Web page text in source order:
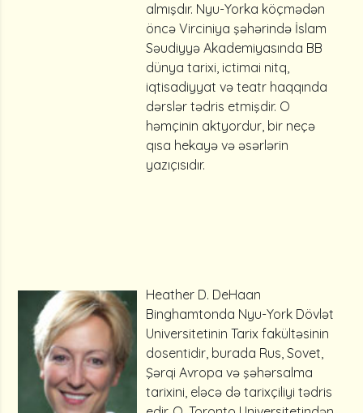
almışdır. Nyu-Yorka köçmədən
öncə Virciniya şəhərində İslam
Səudiyyə Akademiyasında BB
dünya tarixi, ictimai nitq,
iqtisadiyyat və teatr haqqında
dərslər tədris etmişdir. O
həmçinin aktyordur, bir neçə
qısa hekayə və əsərlərin
yazıçısıdır.
Heather D. DeHaan
Binghamtonda Nyu-York Dövlət
Universitetinin Tarix fakültəsinin
dosentidir, burada Rus, Sovet,
Şərqi Avropa və şəhərsalma
tarixini, eləcə də tarixçiliyi tədris